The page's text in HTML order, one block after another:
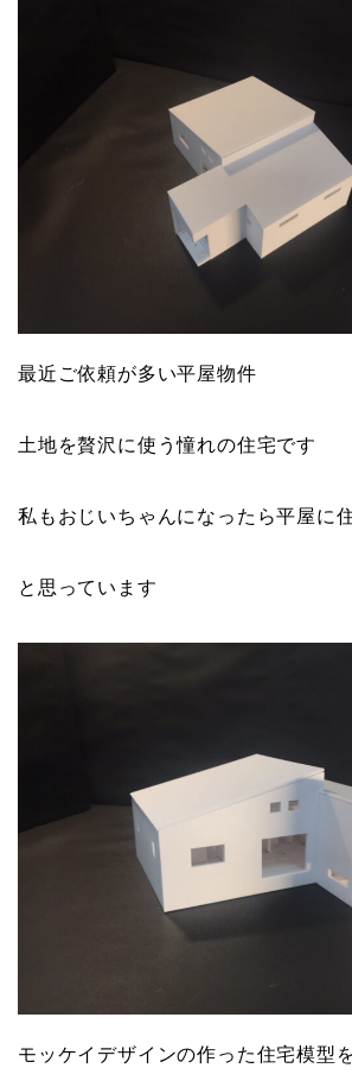
最近ご依頼が多い平屋物件
土地を贅沢に使う憧れの住宅です
私もおじいちゃんになったら平屋に
と思っています
モッケイデザインの作った住宅模型